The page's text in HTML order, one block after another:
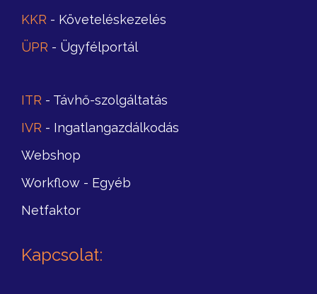
KKR - Követeléskezelés
ÜPR - Ügyfélportál
ITR - Távhő-szolgáltatás
IVR - Ingatlangazdálkodás
Webshop
Workflow - Egyéb
Netfaktor
Kapcsolat: